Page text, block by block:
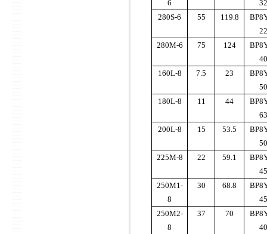
6
280S-6
55 119.8
280M-6
75 124
160L-8
7.5 23
180L-8
11 44
200L-8
15 53.5
225M-8
22 59.1
250M1-
8
30 68.8
250M2-
8
37 70